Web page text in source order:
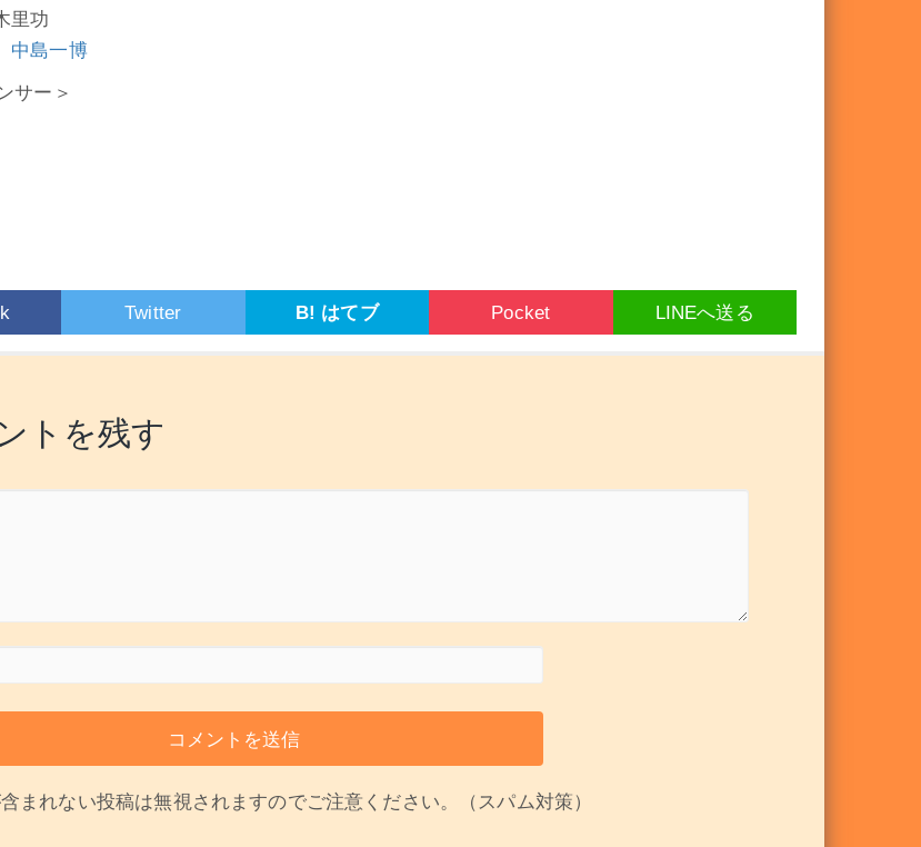
里功
中島一博
サー＞
Twitter B! はてブ Pocket LINEへ送る
トを残す
まれない投稿は無視されますのでご注意ください。（スパム対策）